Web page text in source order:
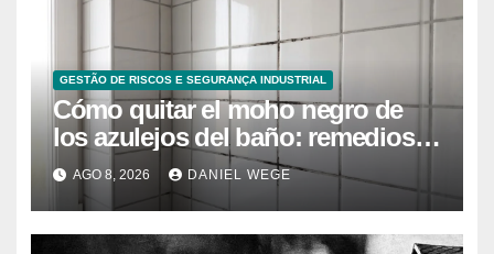
GESTÃO DE RISCOS E SEGURANÇA INDUSTRIAL
Cómo quitar el moho negro de
los azulejos del baño: remedios
caseros efectivos
AGO 8, 2026 DANIEL WEGE